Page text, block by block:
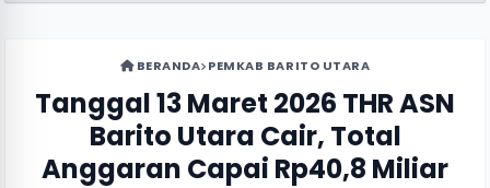
BERANDA PEMKAB BARITO UTARA
Tanggal 13 Maret 2026 THR ASN
Barito Utara Cair, Total
Anggaran Capai Rp40,8 Miliar